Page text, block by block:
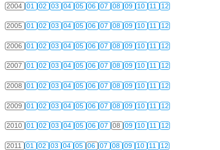
2004 01 02 03 04 05 06 07 08 09 10 11 12
2005 01 02 03 04 05 06 07 08 09 10 11 12
2006 01 02 03 04 05 06 07 08 09 10 11 12
2007 01 02 03 04 05 06 07 08 09 10 11 12
2008 01 02 03 04 05 06 07 08 09 10 11 12
2009 01 02 03 04 05 06 07 08 09 10 11 12
2010 01 02 03 04 05 06 07 08 09 10 11 12
2011 01 02 03 04 05 06 07 08 09 10 11 12